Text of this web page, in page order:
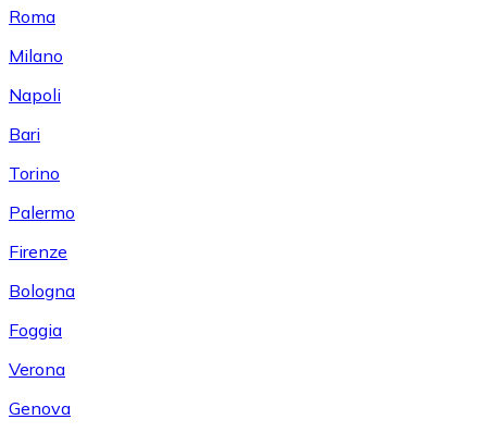
Roma
Milano
Napoli
Bari
Torino
Palermo
Firenze
Bologna
Foggia
Verona
Genova